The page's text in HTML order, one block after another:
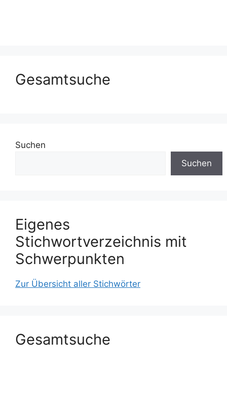
Gesamtsuche
Suchen
Suchen
Eigenes
Stichwortverzeichnis mit
Schwerpunkten
Zur Übersicht aller Stichwörter
Gesamtsuche